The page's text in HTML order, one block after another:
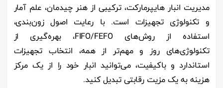
مدیریت انبار هایپرمارکت، ترکیبی از هنر چیدمان، علم آمار
و تکنولوژی تجهیزات است. با رعایت اصول زون‌بندی،
استفاده از روش‌های FIFO/FEFO، بهره‌گیری از
تکنولوژی‌های روز و مهم‌تر از همه، انتخاب تجهیزات
استاندارد و باکیفیت، می‌توانید انبار خود را از یک مرکز
هزینه به یک مزیت رقابتی تبدیل کنید.